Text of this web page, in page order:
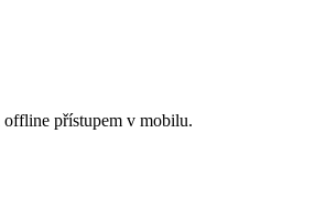
offline přístupem v mobilu.